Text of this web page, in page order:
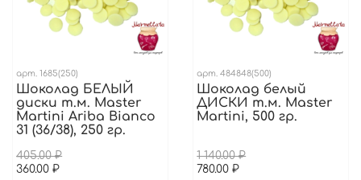
арт.1685(250)
Шоколад БЕЛЫЙ
диски т.м. Master
Martini Ariba Bianco
31 (36/38), 250 гр.
405.00 ₽
360.00 ₽
арт.484848(500)
Шоколад белый
ДИСКИ т.м. Master
Martini, 500 гр.
1 140.00 ₽
780.00 ₽